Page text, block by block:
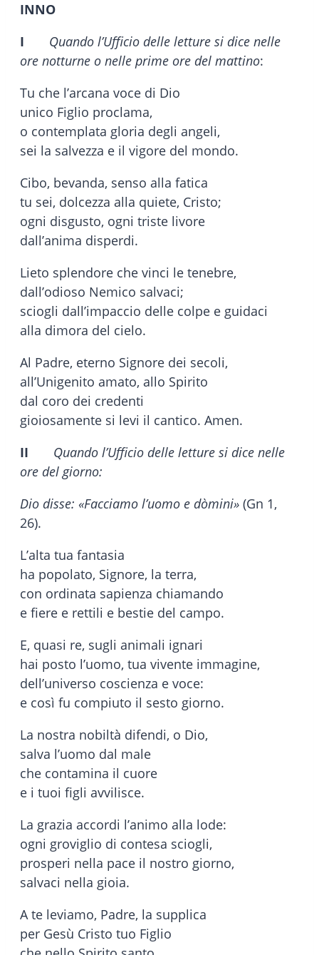
INNO
I
Quando l’Ufficio delle letture si dice nelle
ore notturne o nelle prime ore del mattino:
Tu che l’arcana voce di Dio
unico Figlio proclama,
o contemplata gloria degli angeli,
sei la salvezza e il vigore del mondo.
Cibo, bevanda, senso alla fatica
tu sei, dolcezza alla quiete, Cristo;
ogni disgusto, ogni triste livore
dall’anima disperdi.
Lieto splendore che vinci le tenebre,
dall’odioso Nemico salvaci;
sciogli dall’impaccio delle colpe e guidaci
alla dimora del cielo.
Al Padre, eterno Signore dei secoli,
all’Unigenito amato, allo Spirito
dal coro dei credenti
gioiosamente si levi il cantico. Amen.
II
Quando l’Ufficio delle letture si dice nelle
ore del giorno:
Dio disse: «Facciamo l’uomo e dòmini» (Gn 1,
26).
L’alta tua fantasia
ha popolato, Signore, la terra,
con ordinata sapienza chiamando
e fiere e rettili e bestie del campo.
E, quasi re, sugli animali ignari
hai posto l’uomo, tua vivente immagine,
dell’universo coscienza e voce:
e così fu compiuto il sesto giorno.
La nostra nobiltà difendi, o Dio,
salva l’uomo dal male
che contamina il cuore
e i tuoi figli avvilisce.
La grazia accordi l’animo alla lode:
ogni groviglio di contesa sciogli,
prosperi nella pace il nostro giorno,
salvaci nella gioia.
A te leviamo, Padre, la supplica
per Gesù Cristo tuo Figlio